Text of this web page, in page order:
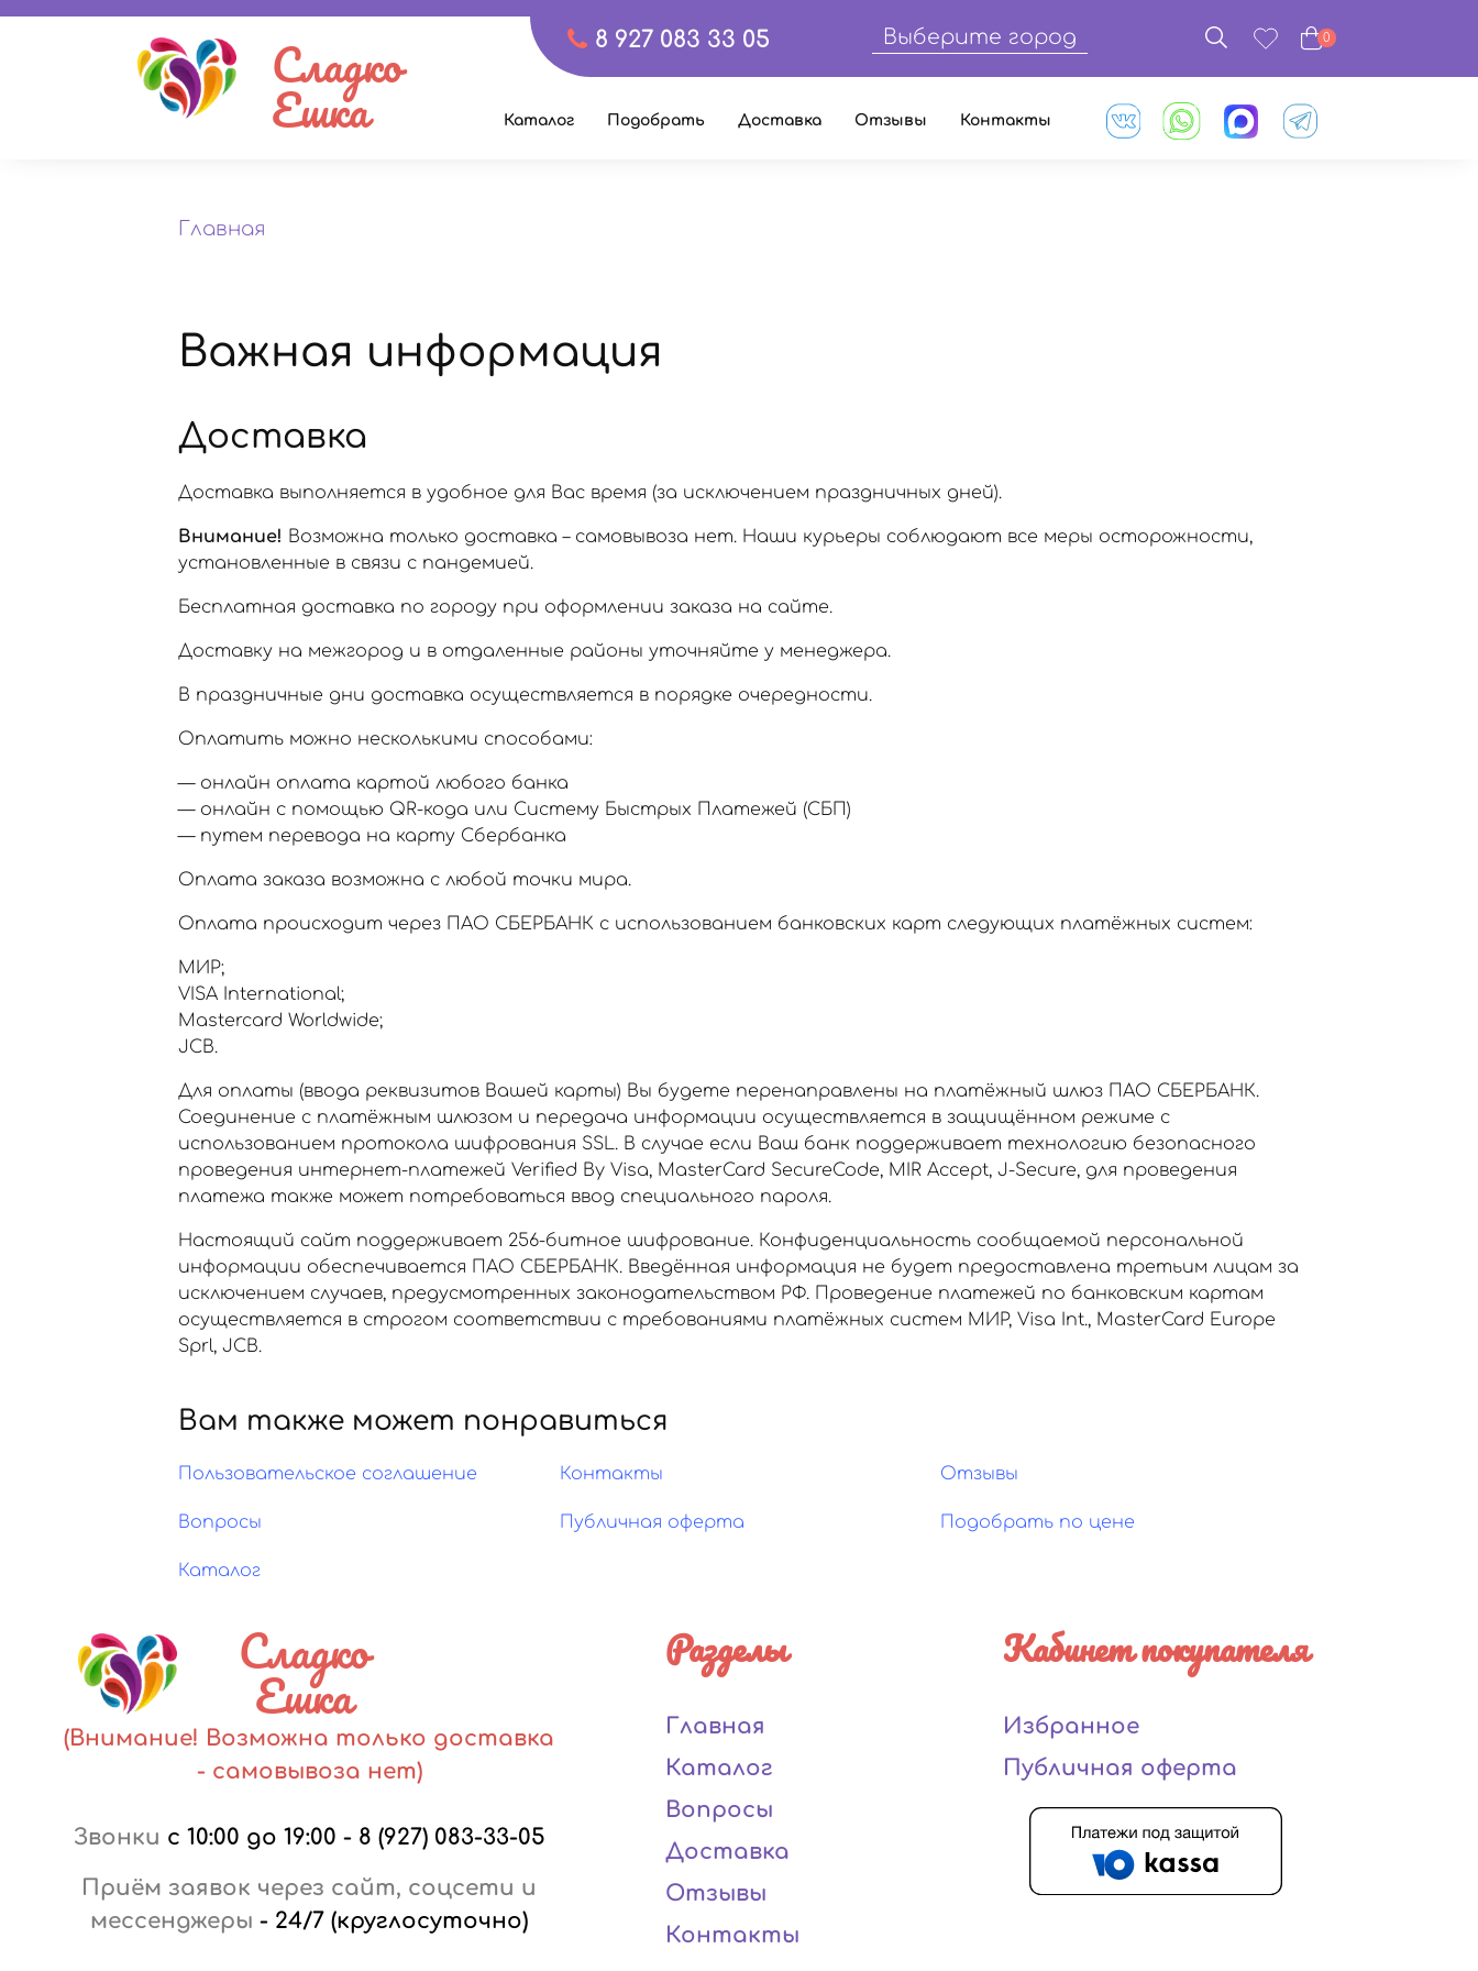
8 927 083 33 05 Выберите город 0
Сладко
Ешка Каталог Подобрать Доставка Отзывы Контакты
Главная
Важная информация
Доставка
Доставка выполняется в удобное для Вас время (за исключением праздничных дней).
Внимание! Возможна только доставка – самовывоза нет. Наши курьеры соблюдают все меры осторожности,
установленные в связи с пандемией.
Бесплатная доставка по городу при оформлении заказа на сайте.
Доставку на межгород и в отдаленные районы уточняйте у менеджера.
В праздничные дни доставка осуществляется в порядке очередности.
Оплатить можно несколькими способами:
— онлайн оплата картой любого банка
— онлайн с помощью QR-кода или Систему Быстрых Платежей (СБП)
— путем перевода на карту Сбербанка
Оплата заказа возможна с любой точки мира.
Оплата происходит через ПАО СБЕРБАНК с использованием банковских карт следующих платёжных систем:
МИР;
VISA International;
Mastercard Worldwide;
JCB.
Для оплаты (ввода реквизитов Вашей карты) Вы будете перенаправлены на платёжный шлюз ПАО СБЕРБАНК.
Соединение с платёжным шлюзом и передача информации осуществляется в защищённом режиме с
использованием протокола шифрования SSL. В случае если Ваш банк поддерживает технологию безопасного
проведения интернет-платежей Verified By Visa, MasterCard SecureCode, MIR Accept, J-Secure, для проведения
платежа также может потребоваться ввод специального пароля.
Настоящий сайт поддерживает 256-битное шифрование. Конфиденциальность сообщаемой персональной
информации обеспечивается ПАО СБЕРБАНК. Введённая информация не будет предоставлена третьим лицам за
исключением случаев, предусмотренных законодательством РФ. Проведение платежей по банковским картам
осуществляется в строгом соответствии с требованиями платёжных систем МИР, Visa Int., MasterCard Europe
Sprl, JCB.
Вам также может понравиться
Пользовательское соглашение Контакты Отзывы
Вопросы Публичная оферта Подобрать по цене
Каталог
Сладко
Ешка
(Внимание! Возможна только доставка
- самовывоза нет)
Звонки с 10:00 до 19:00 - 8 (927) 083-33-05
Приём заявок через сайт, соцсети и
мессенджеры - 24/7 (круглосуточно)
Разделы
Главная
Каталог
Вопросы
Доставка
Отзывы
Контакты
Кабинет покупателя
Избранное
Публичная оферта